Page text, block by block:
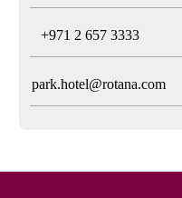
+971 2 657 3333
park.hotel@rotana.com